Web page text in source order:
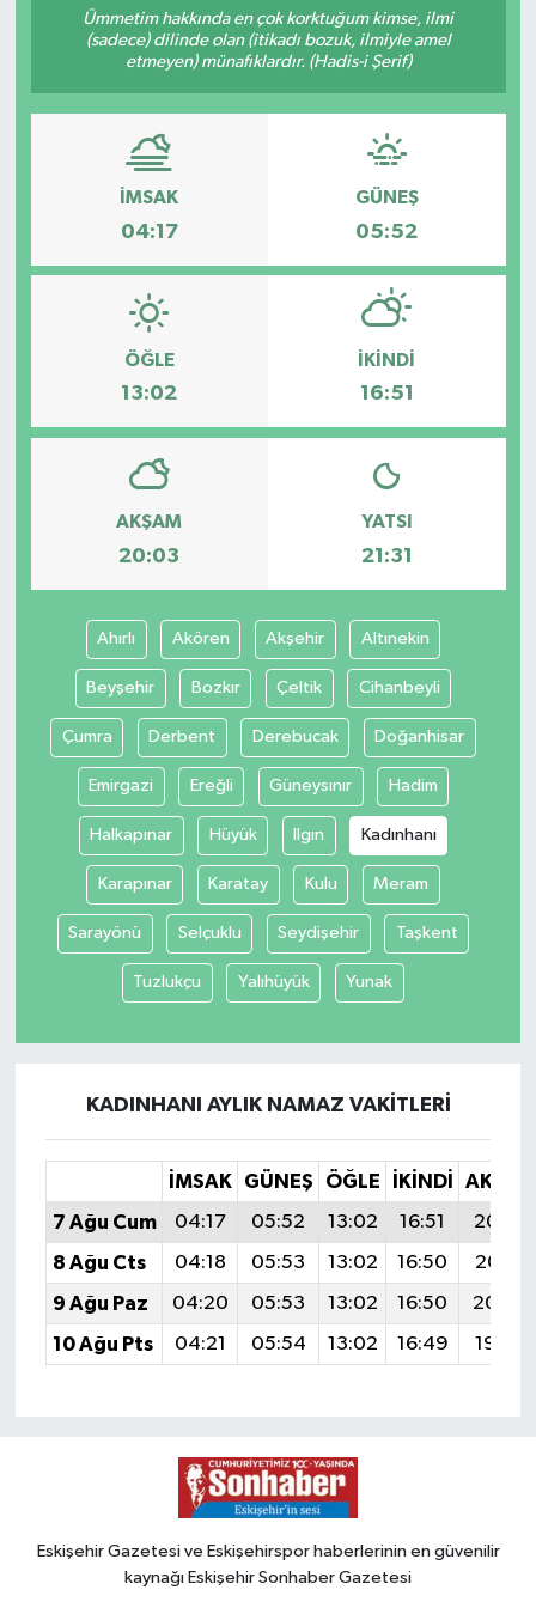
Ümmetim hakkında en çok korktuğum kimse, ilmi
(sadece) dilinde olan (itikadı bozuk, ilmiyle amel
etmeyen) münafıklardır. (Hadis-i Şerif)
İMSAK
04:17
GÜNEŞ
05:52
ÖĞLE
13:02
İKINDI
16:51
AKŞAM
20:03
YATSI
21:31
Ahırlı Akören Akşehir Altınekin
Beyşehir Bozkır Çeltik Cihanbeyli
Çumra Derbent Derebucak Doğanhisar
Emirgazi Ereğli Güneysınır Hadim
Halkapınar Hüyük Ilgın Kadınhanı
Karapınar Karatay Kulu Meram
Sarayönü Selçuklu Seydişehir Taşkent
Tuzlukçu Yalıhüyük Yunak
KADINHANI AYLIK NAMAZ VAKITLERI
İMSAK GÜNEŞ ÖĞLE İKINDI
AKŞAM
7 Ağu Cum
04:17 05:52 13:02 16:51
20:03
8 Ağu Cts
04:18 05:53 13:02 16:50
20:01
9 Ağu Paz
04:20 05:53 13:02 16:50
20:00
10 Ağu Pts
04:21 05:54 13:02 16:49 19:59
Eskişehir Gazetesi ve Eskişehirspor haberlerinin en güvenilir
kaynağı Eskişehir Sonhaber Gazetesi
Siyaset